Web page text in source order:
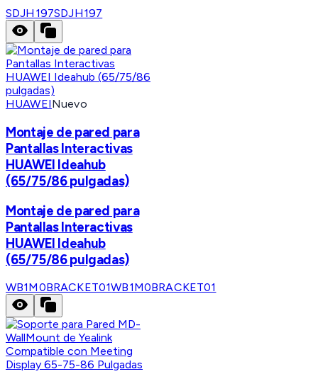
SDJH197SDJH197
HUAWEINuevo
Montaje de pared para
Pantallas Interactivas
HUAWEI Ideahub
(65/75/86 pulgadas)
Montaje de pared para
Pantallas Interactivas
HUAWEI Ideahub
(65/75/86 pulgadas)
WB1M0BRACKET01WB1M0BRACKET01